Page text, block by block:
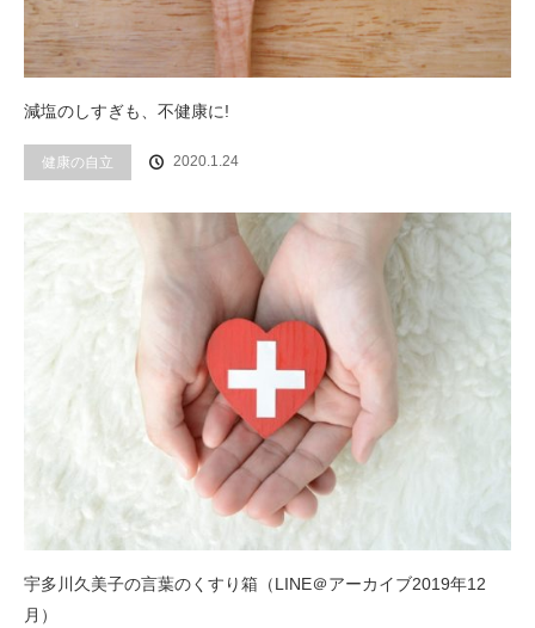
減塩のしすぎも、不健康に!
健康の自立 2020.1.24
宇多川久美子の言葉のくすり箱（LINE＠アーカイブ2019年12
月）